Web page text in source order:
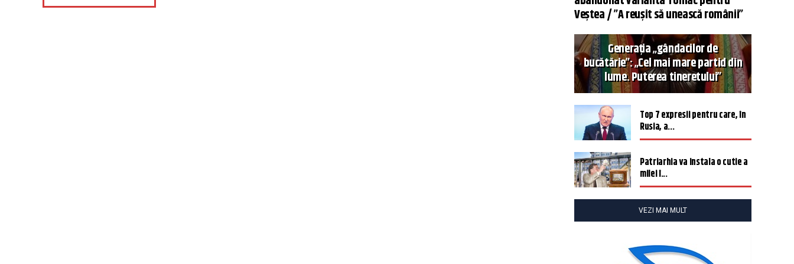
Veștea / ”A reușit să unească românii”
Generația „gândacilor de
bucătărie”: „Cel mai mare partid din
lume. Puterea tineretului”
Top 7 expresii pentru care, în
Rusia, a...
Patriarhia va instala o cutie a
milei î...
VEZI MAI MULT